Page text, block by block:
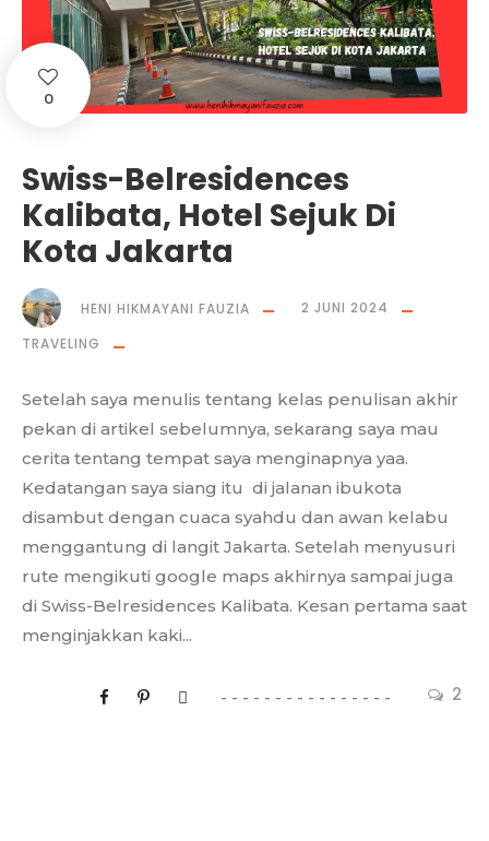
0
Swiss-Belresidences
Kalibata, Hotel Sejuk Di
Kota Jakarta
2
HENI HIKMAYANI FAUZIA
2 JUNI 2024
TRAVELING
Setelah saya menulis tentang kelas penulisan akhir
pekan di artikel sebelumnya, sekarang saya mau
cerita tentang tempat saya menginapnya yaa.
Kedatangan saya siang itu di jalanan ibukota
disambut dengan cuaca syahdu dan awan kelabu
menggantung di langit Jakarta. Setelah menyusuri
rute mengikuti google maps akhirnya sampai juga
di Swiss-Belresidences Kalibata. Kesan pertama saat
menginjakkan kaki...